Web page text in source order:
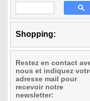
Shopping:
Restez en contact
nous et indiquez
adresse mail pour
recevoir notre
newsletter: